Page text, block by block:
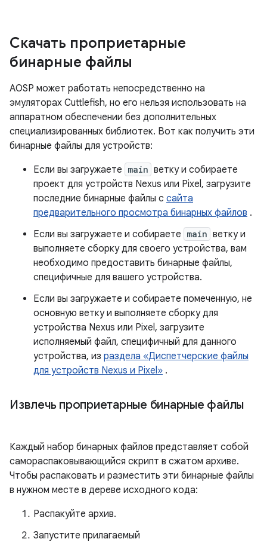
Скачать проприетарные
бинарные файлы
AOSP может работать непосредственно на
эмуляторах Cuttlefish, но его нельзя использовать на
аппаратном обеспечении без дополнительных
специализированных библиотек. Вот как получить эти
бинарные файлы для устройств:
Если вы загружаете main ветку и собираете
проект для устройств Nexus или Pixel, загрузите
последние бинарные файлы с сайта
предварительного просмотра бинарных файлов .
Если вы загружаете и собираете main ветку и
выполняете сборку для своего устройства, вам
необходимо предоставить бинарные файлы,
специфичные для вашего устройства.
Если вы загружаете и собираете помеченную, не
основную ветку и выполняете сборку для
устройства Nexus или Pixel, загрузите
исполняемый файл, специфичный для данного
устройства, из раздела «Диспетчерские файлы
для устройств Nexus и Pixel» .
Извлечь проприетарные бинарные файлы
Каждый набор бинарных файлов представляет собой
самораспаковывающийся скрипт в сжатом архиве.
Чтобы распаковать и разместить эти бинарные файлы
в нужном месте в дереве исходного кода:
Распакуйте архив.
Запустите прилагаемый